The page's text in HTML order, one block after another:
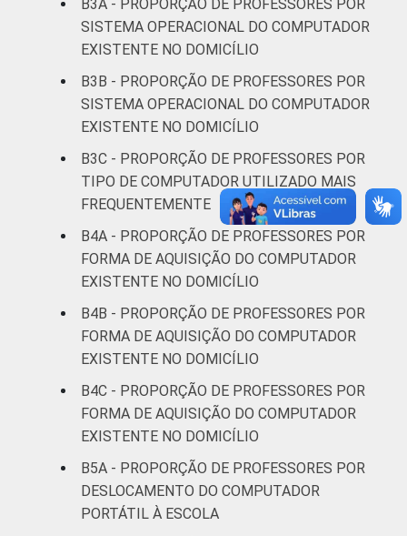
Sul 90
ADMINISTRATIVA
Municipal
93
Pública
Estadual
Total —
Públicas
94
Particular 98
SÉRIE
4ª série / 5º
ano do
Ensino
94
8ª série / 9º
ano do
Ensino
Fundamental
B3A - PROPORÇÃO DE PROFESSORES POR
SISTEMA OPERACIONAL DO COMPUTADOR
EXISTENTE NO DOMICÍLIO
B3B - PROPORÇÃO DE PROFESSORES POR
SISTEMA OPERACIONAL DO COMPUTADOR
EXISTENTE NO DOMICÍLIO
B3C - PROPORÇÃO DE PROFESSORES POR
TIPO DE COMPUTADOR UTILIZADO MAIS
FREQUENTEMENTE
B4A - PROPORÇÃO DE PROFESSORES POR
FORMA DE AQUISIÇÃO DO COMPUTADOR
EXISTENTE NO DOMICÍLIO
B4B - PROPORÇÃO DE PROFESSORES POR
FORMA DE AQUISIÇÃO DO COMPUTADOR
EXISTENTE NO DOMICÍLIO
B4C - PROPORÇÃO DE PROFESSORES POR
FORMA DE AQUISIÇÃO DO COMPUTADOR
EXISTENTE NO DOMICÍLIO
B5A - PROPORÇÃO DE PROFESSORES POR
DESLOCAMENTO DO COMPUTADOR
PORTÁTIL À ESCOLA